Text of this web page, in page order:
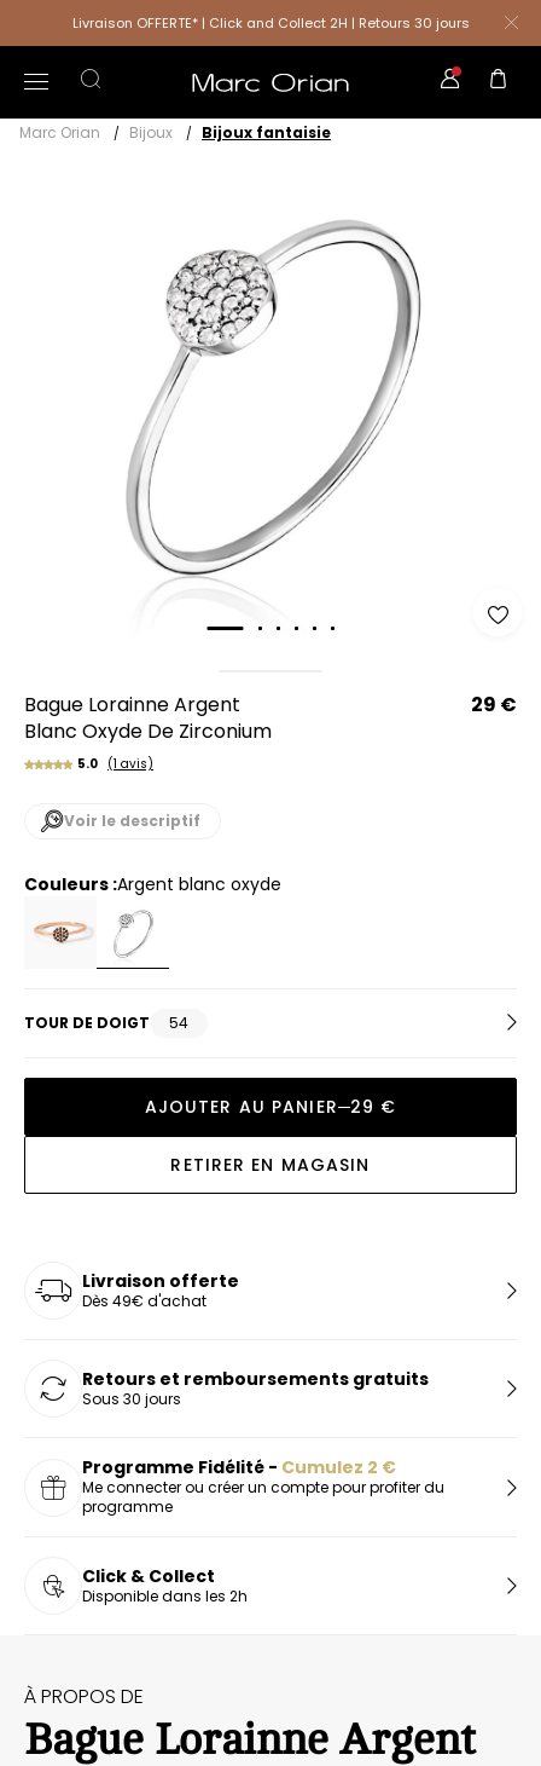
Livraison OFFERTE* | Click and Collect 2H | Retours 30 jours
Marc Orian Bijoux Bijoux fantaisie
Bague Lorainne Argent
Blanc Oxyde De Zirconium
29 €
5.0 (1 avis)
Voir le descriptif
Couleurs : argent blanc oxyde
TOUR DE DOIGT 54
AJOUTER AU PANIER 29 €
RETIRER EN MAGASIN
Livraison offerte
Dès 49€ d'achat
Retours et remboursements gratuits
Sous 30 jours
Programme Fidélité - Cumulez 2 €
Me connecter ou créer un compte pour profiter du
programme
Click & Collect
Disponible dans les 2h
À PROPOS DE
Bague Lorainne Argent